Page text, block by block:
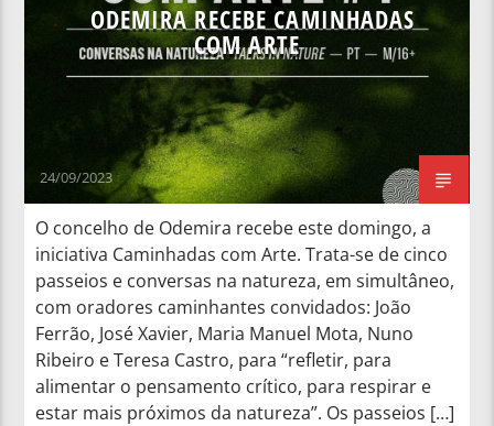
ODEMIRA RECEBE CAMINHADAS
COM ARTE
24/09/2023
O concelho de Odemira recebe este domingo, a
iniciativa Caminhadas com Arte. Trata-se de cinco
passeios e conversas na natureza, em simultâneo,
com oradores caminhantes convidados: João
Ferrão, José Xavier, Maria Manuel Mota, Nuno
Ribeiro e Teresa Castro, para “refletir, para
alimentar o pensamento crítico, para respirar e
estar mais próximos da natureza”. Os passeios […]